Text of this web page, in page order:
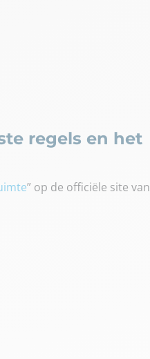
regels en het
” op de officiële site van